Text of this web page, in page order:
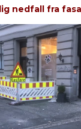
nedfall fra